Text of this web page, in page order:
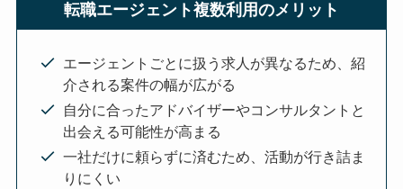
転職エージェント複数利用のメリット
エージェントごとに扱う求人が異なるため、紹
介される案件の幅が広がる
自分に合ったアドバイザーやコンサルタントと
出会える可能性が高まる
一社だけに頼らずに済むため、活動が行き詰ま
りにくい